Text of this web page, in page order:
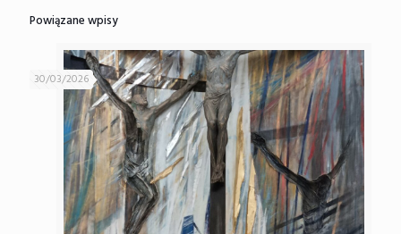
Powiązane wpisy
30/03/2026